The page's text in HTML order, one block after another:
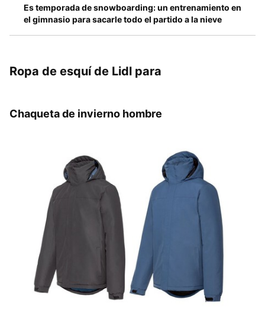
Es temporada de snowboarding: un entrenamiento en
el gimnasio para sacarle todo el partido a la nieve
Ropa de esquí de Lidl para
Chaqueta de invierno hombre